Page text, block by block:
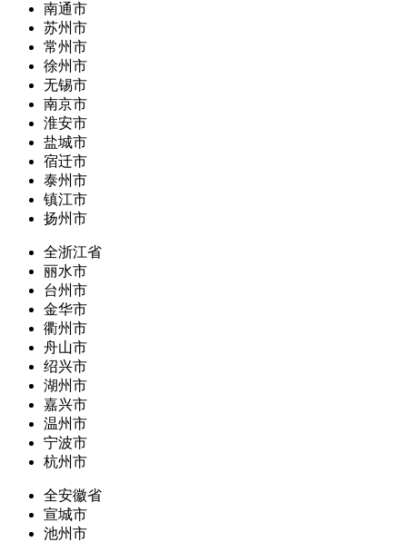
南通市
苏州市
常州市
徐州市
无锡市
南京市
淮安市
盐城市
宿迁市
泰州市
镇江市
扬州市
全浙江省
丽水市
台州市
金华市
衢州市
舟山市
绍兴市
湖州市
嘉兴市
温州市
宁波市
杭州市
全安徽省
宣城市
池州市